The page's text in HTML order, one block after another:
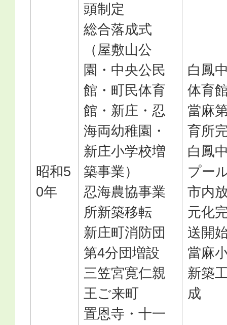
昭和5
0年
頭制定
総合落成式
（屋敷山公
園・中央公民
館・町民体育
館・新庄・忍
海両幼稚園・
新庄小学校増
築事業）
忍海農協事業
所新築移転
新庄町消防団
第4分団増設
三笠宮寛仁親
王ご来町
置恩寺・十一
白鳳
体育
當麻
育所
白鳳
プー
市内
元化
送開
當麻
新築
成